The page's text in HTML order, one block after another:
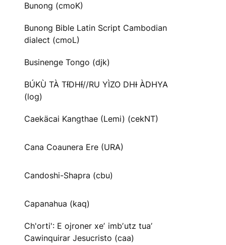
Bunong (cmoK)
Bunong Bible Latin Script Cambodian
dialect (cmoL)
Businenge Tongo (djk)
BÚKÙ TÀ TƗ́DHƗ́//RU YÌZO DHƗ ÀDHYA
(log)
Caekäcai Kangthae (Lemi) (cekNT)
Cana Coaunera Ere (URA)
Candoshi-Shapra (cbu)
Capanahua (kaq)
Ch'orti': E ojroner xeʼ imbʼutz tuaʼ
Cawinquirar Jesucristo (caa)